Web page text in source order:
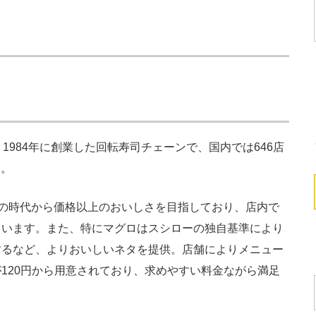
年に創業した回転寿司チェーンで、国内では646店
代から価格以上のおいしさを目指しており、店内で
ます。また、特にマグロはスシローの独自基準により
など、よりおいしいネタを提供。店舗によりメニュー
円から用意されており、求めやすい料金ながら満足